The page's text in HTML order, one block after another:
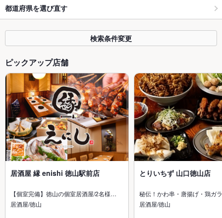
都道府県を選び直す
検索条件変更
ピックアップ店舗
居酒屋 縁 enishi 徳山駅前店
【個室完備】徳山の個室居酒屋/2名様…
居酒屋/徳山
とりいちず 山口徳山店
秘伝！かわ串・唐揚げ・鶏ガ
居酒屋/徳山